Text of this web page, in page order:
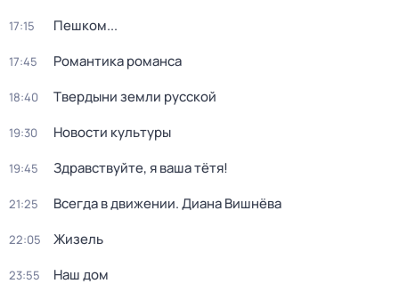
17:15 Пешком...
17:45 Романтика романса
18:40 Твердыни земли русской
19:30 Новости культуры
19:45 Здравствуйте, я ваша тётя!
21:25 Всегда в движении. Диана Вишнёва
22:05 Жизель
23:55 Наш дом